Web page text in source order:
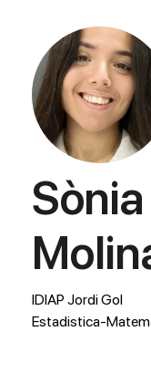
IDIAP Jordi Gol
Estadistica-